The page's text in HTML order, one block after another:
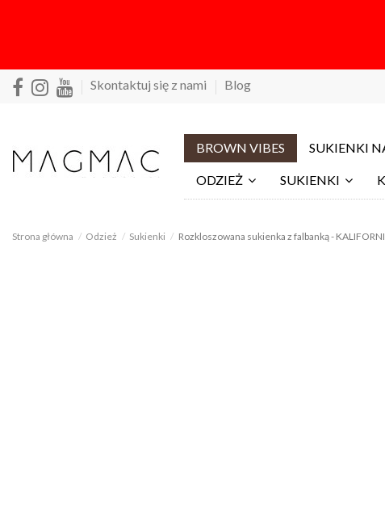
Skontaktuj się z nami Blog
BROWN VIBES SUKIENKI
ODZIEŻ SUKIENKI
Strona główna Odzież Sukienki Rozkloszowana sukienka z falbanką -